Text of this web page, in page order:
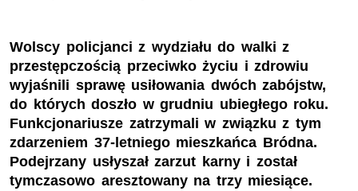
Wolscy policjanci z wydziału do walki z
przestępczością przeciwko życiu i zdrowiu
wyjaśnili sprawę usiłowania dwóch zabójstw,
do których doszło w grudniu ubiegłego roku.
Funkcjonariusze zatrzymali w związku z tym
zdarzeniem 37-letniego mieszkańca Bródna.
Podejrzany usłyszał zarzut karny i został
tymczasowo aresztowany na trzy miesiące.